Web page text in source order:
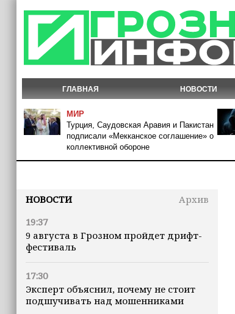
ГЛАВНАЯ НОВОСТИ
МИР
Турция, Саудовская Аравия и Пакистан
подписали «Мекканское соглашение» о
коллективной обороне
НОВОСТИ
Архив
19:37
9 августа в Грозном пройдет дрифт-
фестиваль
17:30
Эксперт объяснил, почему не стоит
подшучивать над мошенниками